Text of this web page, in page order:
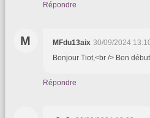
Répondre
M MFdu13aix 30/09/2024
Bonjour Tiot,<br /> Bon
Répondre